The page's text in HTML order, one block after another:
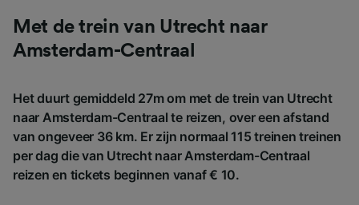
Met de trein van Utrecht naar
Amsterdam-Centraal
Het duurt gemiddeld 27m om met de trein van Utrecht
naar Amsterdam-Centraal te reizen, over een afstand
van ongeveer 36 km. Er zijn normaal 115 treinen treinen
per dag die van Utrecht naar Amsterdam-Centraal
reizen en tickets beginnen vanaf € 10.
Wij en onze partners verwerken gegevens
voor de volgende doeleinden:
identificatie. Informatie op een apparaat
opslaan en/of openen. Gepersonaliseerde
advertenties en content, advertentie- en
contentmetingen, doelgroepenonderzoek en
ontwikkeling van diensten.